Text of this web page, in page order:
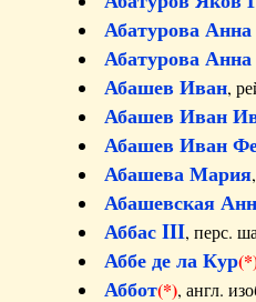
Абатурова
Абатурова
Абашев Иван,
Абашев Иван
Абашев Иван
Абашева Мария
Абашевская
Аббас III,
Аббе де ла Кур
Аббот(*), англ.